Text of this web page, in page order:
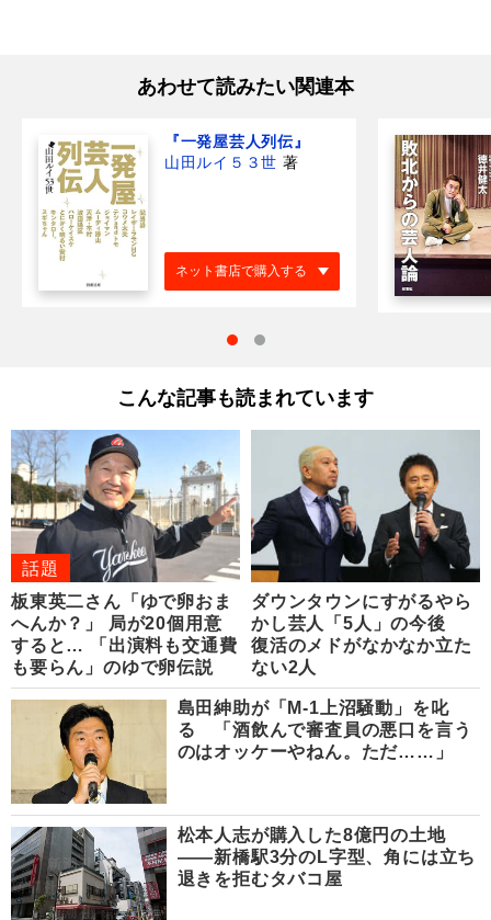
あわせて読みたい関連本
『一発屋芸人列伝』
山田ルイ５３世 著
ネット書店で購入する
こんな記事も読まれています
話題
板東英二さん「ゆで卵おま
へんか？」 局が20個用意
すると… 「出演料も交通費
も要らん」のゆで卵伝説
ダウンタウンにすがるやら
かし芸人「5人」の今後
復活のメドがなかなか立た
ない2人
島田紳助が「M-1上沼騒動」を叱
る 「酒飲んで審査員の悪口を言う
のはオッケーやねん。ただ……」
松本人志が購入した8億円の土地
――新橋駅3分のL字型、角には立ち
退きを拒むタバコ屋